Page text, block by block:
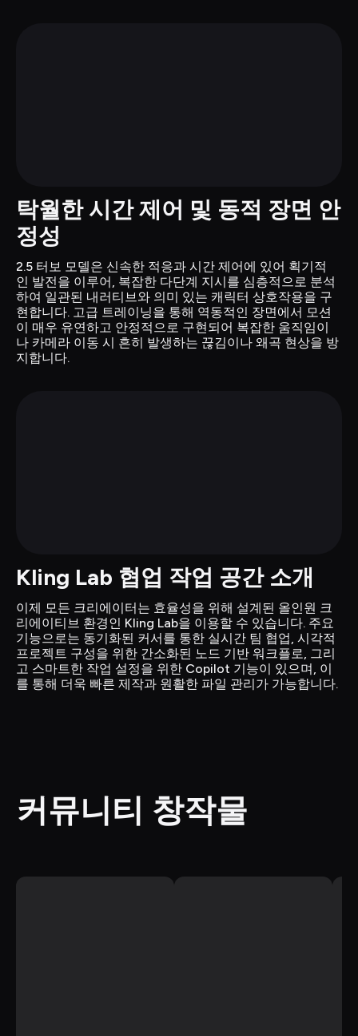
탁월한 시간 제어 및 동적 장면 안
정성
2.5 터보 모델은 신속한 적응과 시간 제어에 있어 획기적
인 발전을 이루어, 복잡한 다단계 지시를 심층적으로 분석
하여 일관된 내러티브와 의미 있는 캐릭터 상호작용을 구
현합니다. 고급 트레이닝을 통해 역동적인 장면에서 모션
이 매우 유연하고 안정적으로 구현되어 복잡한 움직임이
나 카메라 이동 시 흔히 발생하는 끊김이나 왜곡 현상을 방
지합니다.
Kling Lab 협업 작업 공간 소개
이제 모든 크리에이터는 효율성을 위해 설계된 올인원 크
리에이티브 환경인 Kling Lab을 이용할 수 있습니다. 주요
기능으로는 동기화된 커서를 통한 실시간 팀 협업, 시각적
프로젝트 구성을 위한 간소화된 노드 기반 워크플로, 그리
고 스마트한 작업 설정을 위한 Copilot 기능이 있으며, 이
를 통해 더욱 빠른 제작과 원활한 파일 관리가 가능합니다.
커뮤니티 창작물